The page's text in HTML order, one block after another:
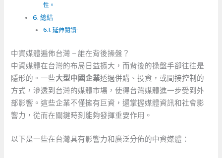
性。
總結
延伸閱讀:
中資媒體遍佈台灣 – 誰在背後操盤？
中資媒體在台灣的布局日益擴大，而背後的操盤手卻往往是
隱形的。一些大型中國企業透過併購、投資，或間接控制的
方式，滲透到台灣的媒體市場，使得台灣媒體進一步受到外
部影響。這些企業不僅擁有巨資，還掌握媒體資訊和社會影
響力，從而在關鍵時刻能夠發揮重要作用。
以下是一些在台灣具有影響力和廣泛分佈的中資媒體：